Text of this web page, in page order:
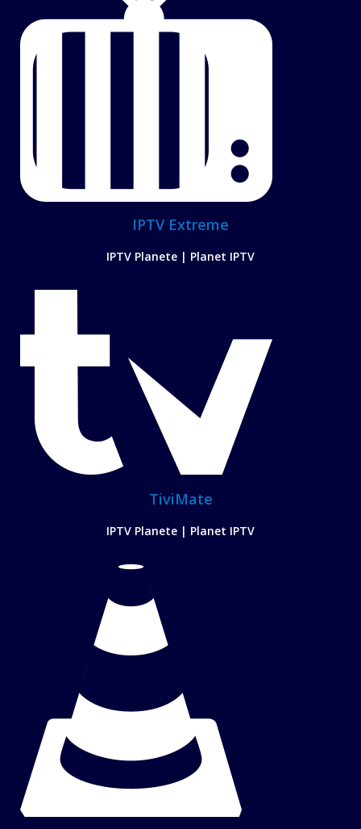
IPTV Extreme
IPTV Planete | Planet IPTV
TiviMate
IPTV Planete | Planet IPTV